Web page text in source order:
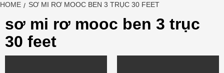
HOME SƠ MI RƠ MOOC BEN 3 TRỤC 30 FEET
sơ mi rơ mooc ben 3 trục
30 feet